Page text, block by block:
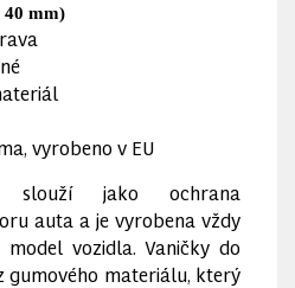
40 mm)
vyrobeno v EU
jako ochrana
auta a je vyrobena vždy
vozidla. Vaničky do
gumového materiálu, který